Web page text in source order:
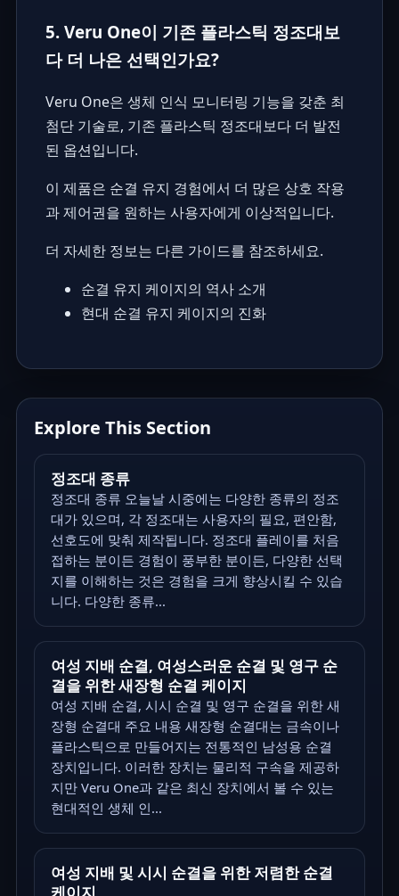
5. Veru One이 기존 플라스틱 정조대보
다 더 나은 선택인가요?
Veru One은 생체 인식 모니터링 기능을 갖춘 최
첨단 기술로, 기존 플라스틱 정조대보다 더 발전
된 옵션입니다.
이 제품은 순결 유지 경험에서 더 많은 상호 작용
과 제어권을 원하는 사용자에게 이상적입니다.
더 자세한 정보는 다른 가이드를 참조하세요.
순결 유지 케이지의 역사 소개
현대 순결 유지 케이지의 진화
Explore This Section
정조대 종류
정조대 종류 오늘날 시중에는 다양한 종류의 정조
대가 있으며, 각 정조대는 사용자의 필요, 편안함,
선호도에 맞춰 제작됩니다. 정조대 플레이를 처음
접하는 분이든 경험이 풍부한 분이든, 다양한 선택
지를 이해하는 것은 경험을 크게 향상시킬 수 있습
니다. 다양한 종류...
여성 지배 순결, 여성스러운 순결 및 영구 순
결을 위한 새장형 순결 케이지
여성 지배 순결, 시시 순결 및 영구 순결을 위한 새
장형 순결대 주요 내용 새장형 순결대는 금속이나
플라스틱으로 만들어지는 전통적인 남성용 순결
장치입니다. 이러한 장치는 물리적 구속을 제공하
지만 Veru One과 같은 최신 장치에서 볼 수 있는
현대적인 생체 인...
여성 지배 및 시시 순결을 위한 저렴한 순결